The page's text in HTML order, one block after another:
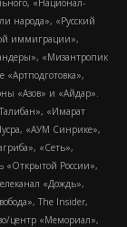
«Национал-
народа», «Русский
иммиграции»,
«Мизантропик
«Азов» и «Айдар».
«Имарат
«АУМ Синрике»,
«Сеть»,
«Открытой России»,
«Дождь»,
The Insider,
центр «Мемориал»,